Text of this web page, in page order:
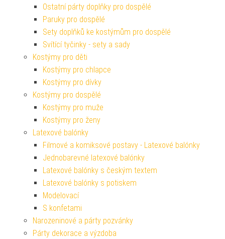
Ostatní párty doplňky pro dospělé
Paruky pro dospělé
Sety doplňků ke kostýmům pro dospělé
Svítící tyčinky - sety a sady
Kostýmy pro děti
Kostýmy pro chlapce
Kostýmy pro dívky
Kostýmy pro dospělé
Kostýmy pro muže
Kostýmy pro ženy
Latexové balónky
Filmové a komiksové postavy - Latexové balónky
Jednobarevné latexové balónky
Latexové balónky s českým textem
Latexové balónky s potiskem
Modelovací
S konfetami
Narozeninové a párty pozvánky
Párty dekorace a výzdoba